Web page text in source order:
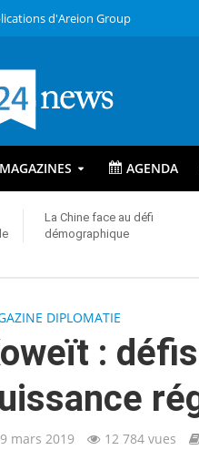
d'Areion Group
AGENDA
La Chine face au défi
démographique
DIPLOMATIE
:
mars 2019 12 784 vues